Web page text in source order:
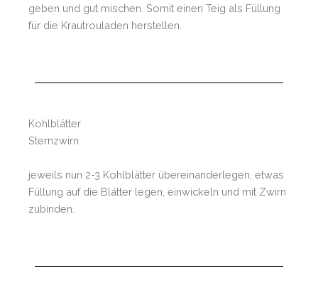
geben und gut mischen. Somit einen Teig als Füllung
für die Krautrouladen herstellen.
Kohlblätter
Sternzwirn
jeweils nun 2-3 Kohlblätter übereinanderlegen, etwas
Füllung auf die Blätter legen, einwickeln und mit Zwirn
zubinden.